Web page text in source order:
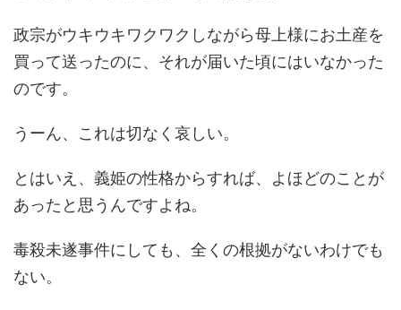
政宗がウキウキワクワクしながら母上様にお土産を
買って送ったのに、それが届いた頃にはいなかった
のです。
うーん、これは切なく哀しい。
とはいえ、義姫の性格からすれば、よほどのことが
あったと思うんですよね。
毒殺未遂事件にしても、全くの根拠がないわけでも
ない。